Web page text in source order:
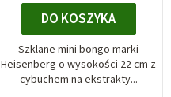
DO KOSZYKA
Szklane mini bongo marki
Heisenberg o wysokości 22 cm z
cybuchem na ekstrakty...